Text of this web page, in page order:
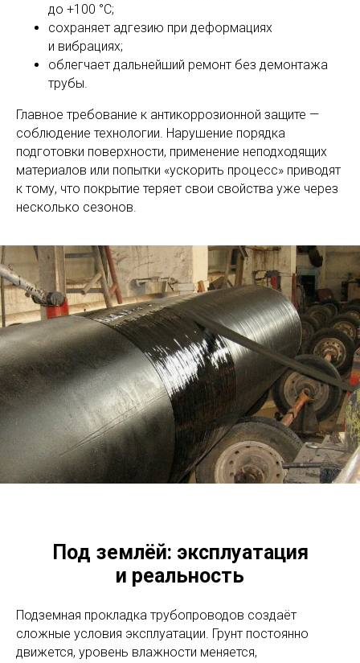
до +100 °C;
сохраняет адгезию при деформациях
и вибрациях;
облегчает дальнейший ремонт без демонтажа
трубы.
Главное требование к антикоррозионной защите —
соблюдение технологии. Нарушение порядка
подготовки поверхности, применение неподходящих
материалов или попытки «ускорить процесс» приводят
к тому, что покрытие теряет свои свойства уже через
несколько сезонов.
Под землёй: эксплуатация
и реальность
Подземная прокладка трубопроводов создаёт
сложные условия эксплуатации. Грунт постоянно
движется, уровень влажности меняется,